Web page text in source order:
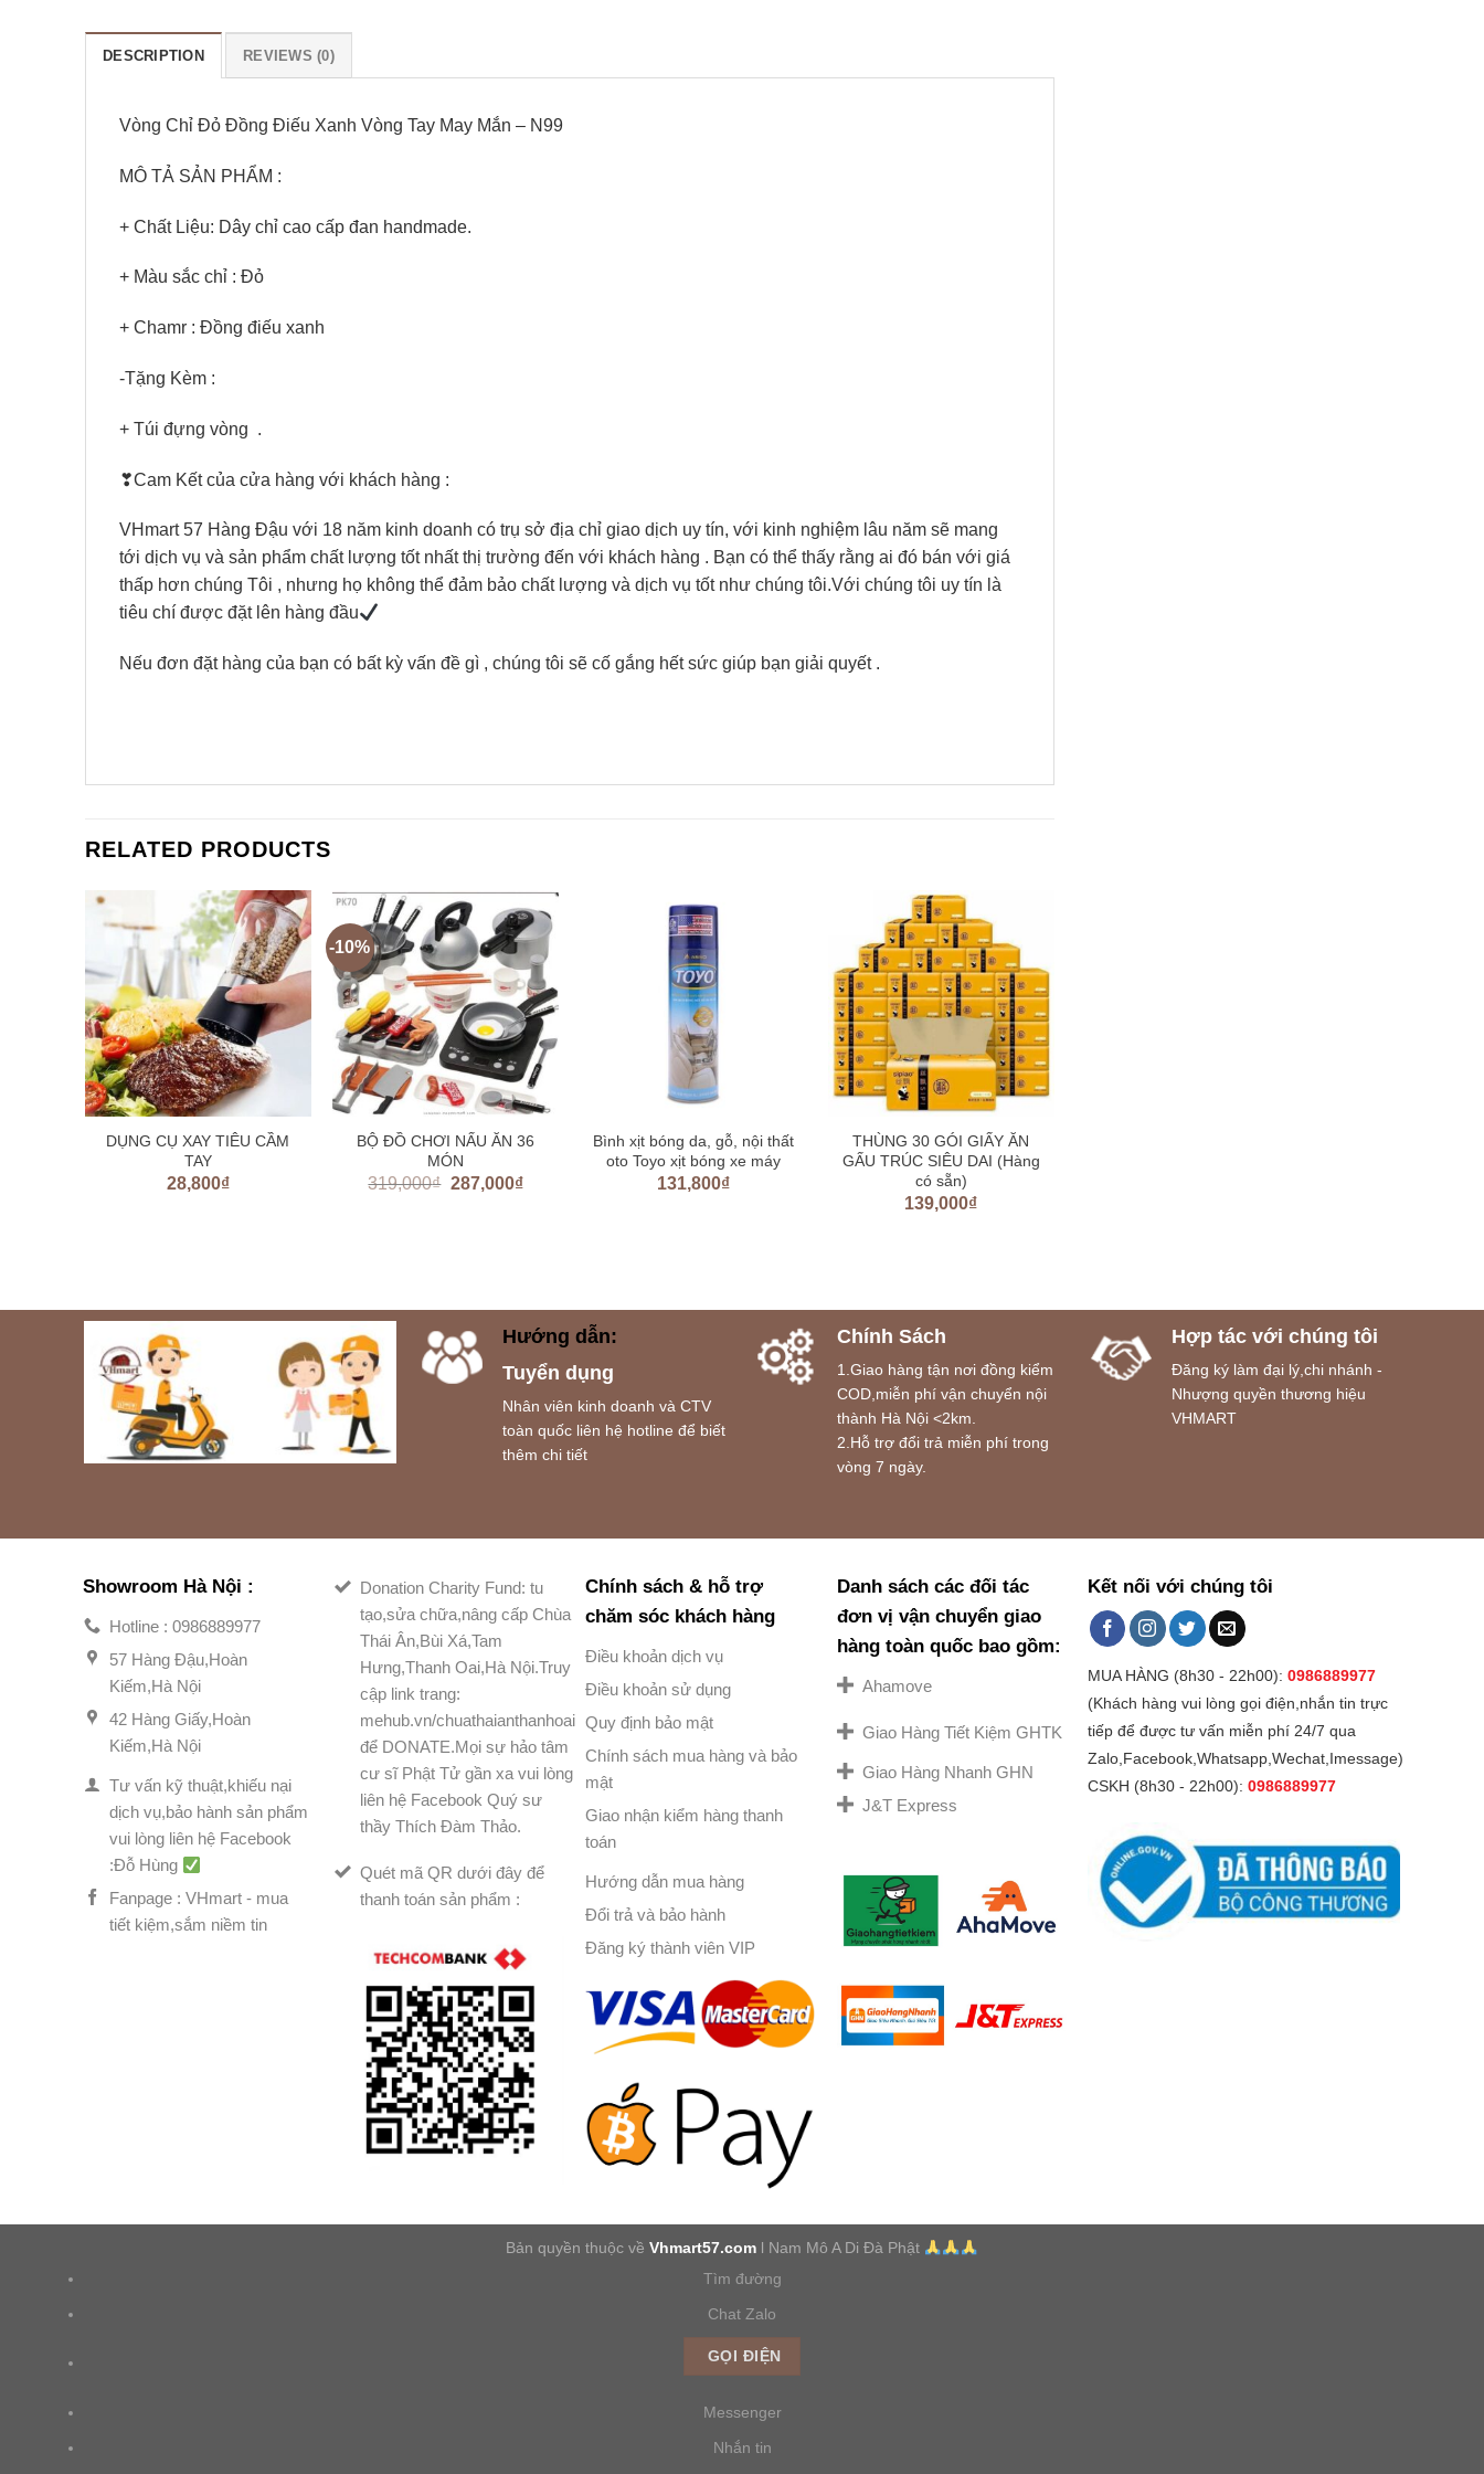
DESCRIPTION REVIEWS (0)
Vòng Chỉ Đỏ Đồng Điếu Xanh Vòng Tay May Mắn – N99
MÔ TẢ SẢN PHẨM :
+ Chất Liệu: Dây chỉ cao cấp đan handmade.
+ Màu sắc chỉ : Đỏ
+ Chamr : Đồng điếu xanh
-Tặng Kèm :
+ Túi đựng vòng .
❣Cam Kết của cửa hàng với khách hàng :
VHmart 57 Hàng Đậu với 18 năm kinh doanh có trụ sở địa chỉ giao dịch uy tín, với kinh nghiệm lâu năm sẽ mang
tới dịch vụ và sản phẩm chất lượng tốt nhất thị trường đến với khách hàng . Bạn có thể thấy rằng ai đó bán với giá
thấp hơn chúng Tôi , nhưng họ không thể đảm bảo chất lượng và dịch vụ tốt như chúng tôi.Với chúng tôi uy tín là
tiêu chí được đặt lên hàng đầu
Nếu đơn đặt hàng của bạn có bất kỳ vấn đề gì , chúng tôi sẽ cố gắng hết sức giúp bạn giải quyết .
RELATED PRODUCTS
DỤNG CỤ XAY TIÊU CẦM
TAY
28,800₫
-10%
BỘ ĐỒ CHƠI NẤU ĂN 36
MÓN
319,000₫ 287,000₫
Bình xịt bóng da, gỗ, nội thất
oto Toyo xịt bóng xe máy
131,800₫
THÙNG 30 GÓI GIẤY ĂN
GẤU TRÚC SIÊU DAI (Hàng
có sẵn)
139,000₫
Hướng dẫn:
Tuyển dụng
Nhân viên kinh doanh và CTV
toàn quốc liên hệ hotline để biết
thêm chi tiết
Chính Sách
1.Giao hàng tận nơi đồng kiểm
COD,miễn phí vận chuyển nội
thành Hà Nội <2km.
2.Hỗ trợ đổi trả miễn phí trong
vòng 7 ngày.
Hợp tác với chúng tôi
Đăng ký làm đại lý,chi nhánh -
Nhượng quyền thương hiệu
VHMART
Showroom Hà Nội :
Hotline : 0986889977
57 Hàng Đậu,Hoàn
Kiếm,Hà Nội
42 Hàng Giấy,Hoàn
Kiếm,Hà Nội
Tư vấn kỹ thuật,khiếu nại
dịch vụ,bảo hành sản phẩm
vui lòng liên hệ Facebook
:Đỗ Hùng
Fanpage : VHmart - mua
tiết kiệm,sắm niềm tin
Donation Charity Fund: tu
tạo,sửa chữa,nâng cấp Chùa
Thái Ân,Bùi Xá,Tam
Hưng,Thanh Oai,Hà Nội.Truy
cập link trang:
mehub.vn/chuathaianthanhoai
để DONATE.Mọi sự hảo tâm
cư sĩ Phật Tử gần xa vui lòng
liên hệ Facebook Quý sư
thầy Thích Đàm Thảo.
Quét mã QR dưới đây để
thanh toán sản phẩm :
Chính sách & hỗ trợ
chăm sóc khách hàng
Điều khoản dịch vụ
Điều khoản sử dụng
Quy định bảo mật
Chính sách mua hàng và bảo
mật
Giao nhận kiểm hàng thanh
toán
Hướng dẫn mua hàng
Đổi trả và bảo hành
Đăng ký thành viên VIP
Danh sách các đối tác
đơn vị vận chuyển giao
hàng toàn quốc bao gồm:
Ahamove
Giao Hàng Tiết Kiệm GHTK
Giao Hàng Nhanh GHN
J&T Express
Kết nối với chúng tôi
MUA HÀNG (8h30 - 22h00): 0986889977
(Khách hàng vui lòng gọi điện,nhắn tin trực
tiếp để được tư vấn miễn phí 24/7 qua
Zalo,Facebook,Whatsapp,Wechat,Imessage)
CSKH (8h30 - 22h00): 0986889977
Bản quyền thuộc về Vhmart57.com l Nam Mô A Di Đà Phật
Tìm đường
Chat Zalo
GỌI ĐIỆN
Messenger
Nhắn tin